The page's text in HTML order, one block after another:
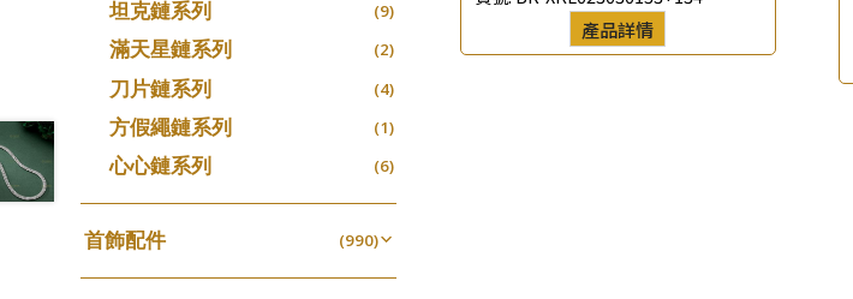
查詢以下產品
產品詳情
坦克鏈系列 (9)
滿天星鏈系列 (2)
刀片鏈系列 (4)
方假繩鏈系列 (1)
心心鏈系列 (6)
首飾配件 (990)
耳環類配件 (341)